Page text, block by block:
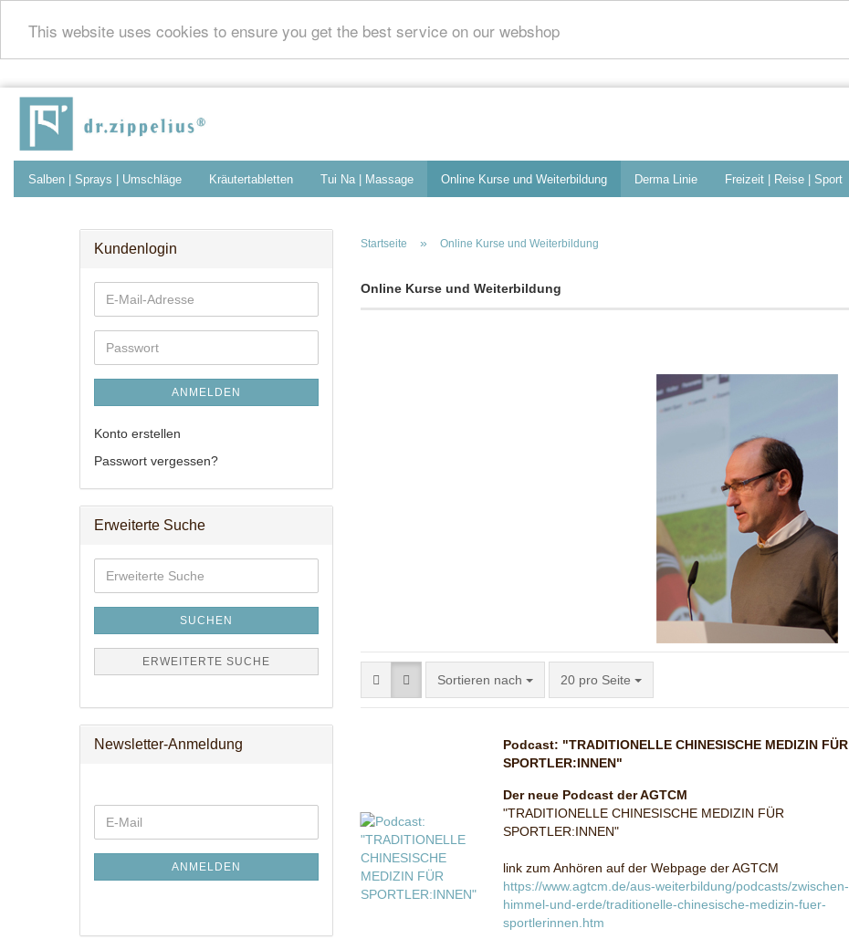
This website uses cookies to ensure you get the best service on our webshop
Salben | Sprays | Umschläge Kräutertabletten Tui Na | Massage Online Kurse und Weiterbildung Derma Linie Freizeit | Reise | Sport
Startseite » Online Kurse und Weiterbildung
Online Kurse und Weiterbildung
Sortieren nach
Sortieren nach 20 pro Seite
pro Seite
Podcast: "TRADITIONELLE CHINESISCHE MEDIZIN FÜR
SPORTLER:INNEN"
Der neue Podcast der AGTCM
"TRADITIONELLE CHINESISCHE MEDIZIN FÜR
SPORTLER:INNEN"
link zum Anhören auf der Webpage der AGTCM
https://www.agtcm.de/aus-weiterbildung/podcasts/zwischen-
himmel-und-erde/traditionelle-chinesische-medizin-fuer-
sportlerinnen.htm
Kundenlogin
E-
Mail-
Adresse
Passwort
ANMELDEN
Konto erstellen
Passwort vergessen?
Erweiterte Suche
Suche
SUCHEN
ERWEITERTE SUCHE
Newsletter-Anmeldung
ZUR
ANMELDUNG
E-
Mail
ANMELDEN